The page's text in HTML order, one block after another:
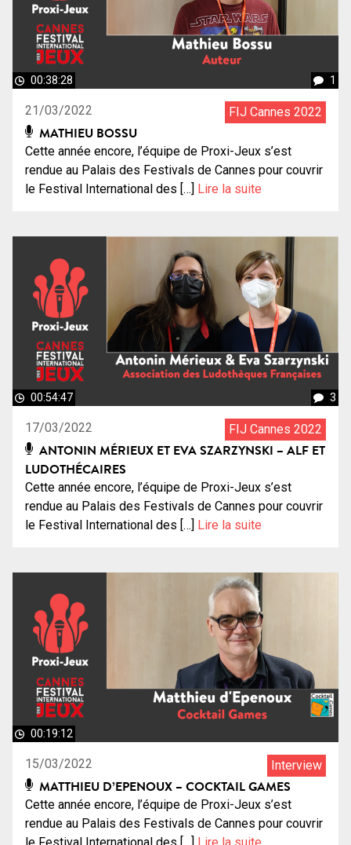
00:38:28 1
21/03/2022 FIJ Cannes 2022
MATHIEU BOSSU
Cette année encore, l’équipe de Proxi-Jeux s’est
rendue au Palais des Festivals de Cannes pour couvrir
le Festival International des […] Lire la suite
00:54:47 3
17/03/2022 FIJ Cannes 2022
ANTONIN MÉRIEUX ET EVA SZARZYNSKI – ALF ET
LUDOTHÉCAIRES
Cette année encore, l’équipe de Proxi-Jeux s’est
rendue au Palais des Festivals de Cannes pour couvrir
le Festival International des […] Lire la suite
00:19:12
15/03/2022 Interview
MATTHIEU D’EPENOUX – COCKTAIL GAMES
Cette année encore, l’équipe de Proxi-Jeux s’est
rendue au Palais des Festivals de Cannes pour couvrir